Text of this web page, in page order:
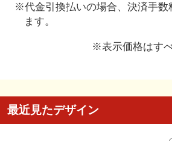
※代金引換払いの場合、決済手数
ます。
※表示価格はす
最近見たデザイン